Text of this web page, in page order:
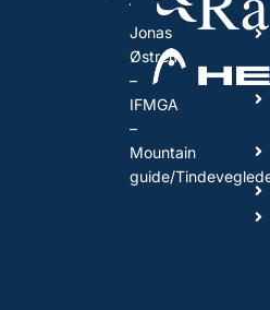
Jonas
Østrem
–
IFMGA
–
Mountain
guide/